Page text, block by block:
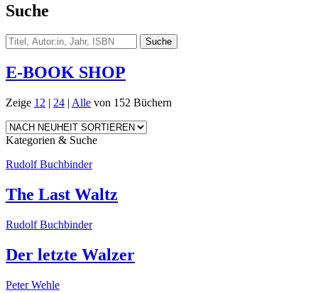
Suche
E-BOOK SHOP
Zeige 12 | 24 | Alle von 152 Büchern
Kategorien & Suche
Rudolf Buchbinder
The Last Waltz
Rudolf Buchbinder
Der letzte Walzer
Peter Wehle